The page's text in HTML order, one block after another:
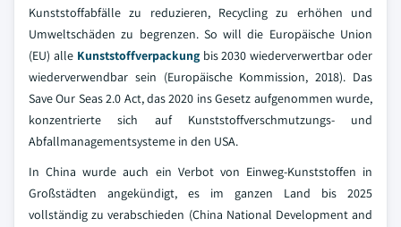
Kunststoffabfälle zu reduzieren, Recycling zu erhöhen und
Umweltschäden zu begrenzen. So will die Europäische Union
(EU) alle Kunststoffverpackungbis 2030 wiederverwertbar oder
wiederverwendbar sein (Europäische Kommission, 2018). Das
Save Our Seas 2.0 Act, das 2020 ins Gesetz aufgenommen wurde,
konzentrierte sich auf Kunststoffverschmutzungs- und
Abfallmanagementsysteme in den USA.
In China wurde auch ein Verbot von Einweg-Kunststoffen in
Großstädten angekündigt, es im ganzen Land bis 2025
vollständig zu verabschieden (China National Development and